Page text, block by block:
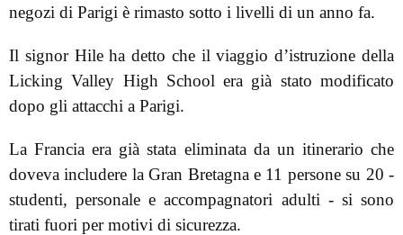
negozi di Parigi è rimasto sotto i livelli di un anno fa.
Il signor Hile ha detto che il viaggio d’istruzione della
Licking Valley High School era già stato modificato
dopo gli attacchi a Parigi.
La Francia era già stata eliminata da un itinerario che
doveva includere la Gran Bretagna e 11 persone su 20 -
studenti, personale e accompagnatori adulti - si sono
tirati fuori per motivi di sicurezza.